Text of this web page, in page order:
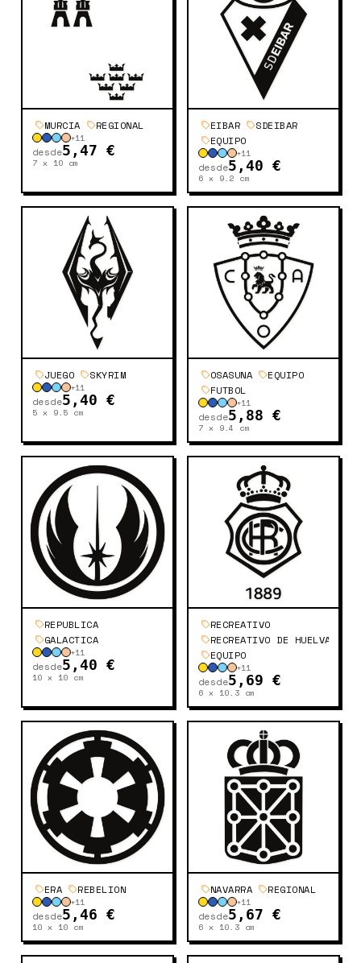
MURCIA REGIONAL
+11
desde5,47 €
7 x 10 cm
EIBAR
SDEIBAR
EQUIPO
+11
desde5,40 €
6 x 9.2 cm
JUEGO SKYRIM
+11
desde5,40 €
5 x 9.5 cm
OSASUNA
EQUIPO
FUTBOL
+11
desde5,88 €
7 x 9.4 cm
REPUBLICA
GALACTICA
+11
desde5,40 €
10 x 10 cm
RECREATIVO
RECREATIVO DE HUELVA
EQUIPO
+11
desde5,69 €
6 x 10.3 cm
ERA REBELION
+11
desde5,46 €
10 x 10 cm
NAVARRA REGIONAL
+11
desde5,67 €
6 x 10.3 cm